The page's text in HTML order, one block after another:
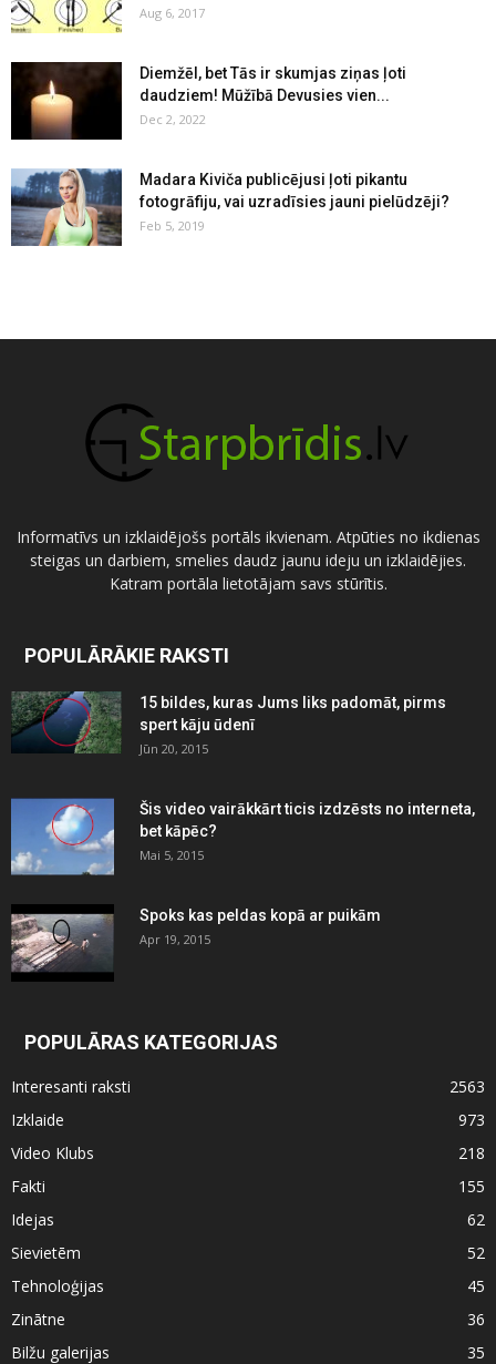
Aug 6, 2017
Diemžēl, bet Tās ir skumjas ziņas ļoti
daudziem! Mūžībā Devusies vien...
Dec 2, 2022
Madara Kiviča publicējusi ļoti pikantu
fotogrāfiju, vai uzradīsies jauni pielūdzēji?
Feb 5, 2019
Informatīvs un izklaidējošs portāls ikvienam. Atpūties no ikdienas
steigas un darbiem, smelies daudz jaunu ideju un izklaidējies.
Katram portāla lietotājam savs stūrītis.
POPULĀRĀKIE RAKSTI
15 bildes, kuras Jums liks padomāt, pirms
spert kāju ūdenī
Jūn 20, 2015
Šis video vairākkārt ticis izdzēsts no interneta,
bet kāpēc?
Mai 5, 2015
Spoks kas peldas kopā ar puikām
Apr 19, 2015
POPULĀRAS KATEGORIJAS
Interesanti raksti
2563
Izklaide
973
Video Klubs
218
Fakti
155
Idejas
62
Sievietēm
52
Tehnoloģijas
45
Zinātne
36
Bilžu galerijas
35